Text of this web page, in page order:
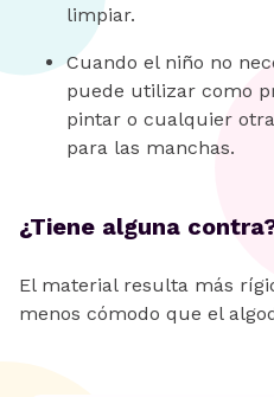
limpiar.
Cuando el niño no
puede utilizar como
pintar o cualquier
para las manchas.
¿Tiene alguna
El material resulta más
menos cómodo que el